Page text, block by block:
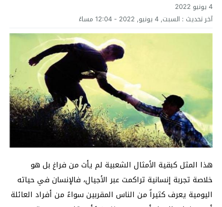
4 يونيو 2022
آخر تحديث : السبت, 4 يونيو, 2022 - 12:04 مساءً
هذا المثل كبقية الأمثال الشعبية لم يأت من فراغ بل هو
خلاصة تجربة إنسانية تراكمت عبر الأجيال، فالإنسان في حياته
اليومية يعرف كثيراً من الناس المقربين سواءً من أفراد العائلة